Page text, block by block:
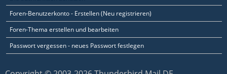
Foren-Benutzerkonto - Erstellen (Neu registrieren)
Foren-Thema erstellen und bearbeiten
Passwort vergessen - neues Passwort festlegen